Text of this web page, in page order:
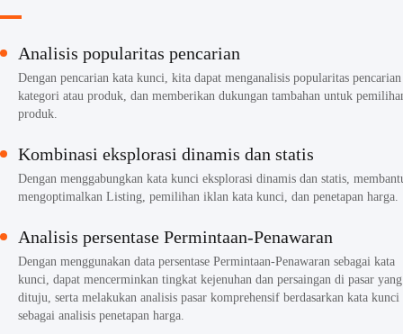
Analisis popularitas pencarian
Dengan pencarian kata kunci, kita dapat menganalisis popularitas pencarian
kategori atau produk, dan memberikan dukungan tambahan untuk
produk.
Kombinasi eksplorasi dinamis dan statis
Dengan menggabungkan kata kunci eksplorasi dinamis dan statis,
mengoptimalkan Listing, pemilihan iklan kata kunci, dan penetapan harga.
Analisis persentase Permintaan-Penawaran
Dengan menggunakan data persentase Permintaan-Penawaran sebagai kata
kunci, dapat mencerminkan tingkat kejenuhan dan persaingan di pasar yang
dituju, serta melakukan analisis pasar komprehensif berdasarkan kata kunci
sebagai analisis penetapan harga.